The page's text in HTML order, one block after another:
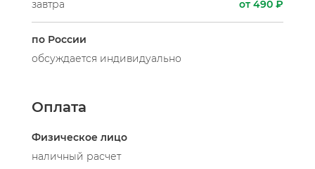
завтра
от 490 ₽
по России
обсуждается индивидуально
Оплата
Физическое лицо
наличный расчет